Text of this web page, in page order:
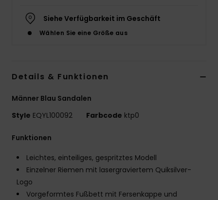
Siehe Verfügbarkeit im Geschäft
Wählen Sie eine Größe aus
Details & Funktionen
Männer Blau Sandalen
Style EQYL100092 Farbcode ktp0
Funktionen
Leichtes, einteiliges, gespritztes Modell
Einzelner Riemen mit lasergraviertem Quiksilver-
Logo
Vorgeformtes Fußbett mit Fersenkappe und